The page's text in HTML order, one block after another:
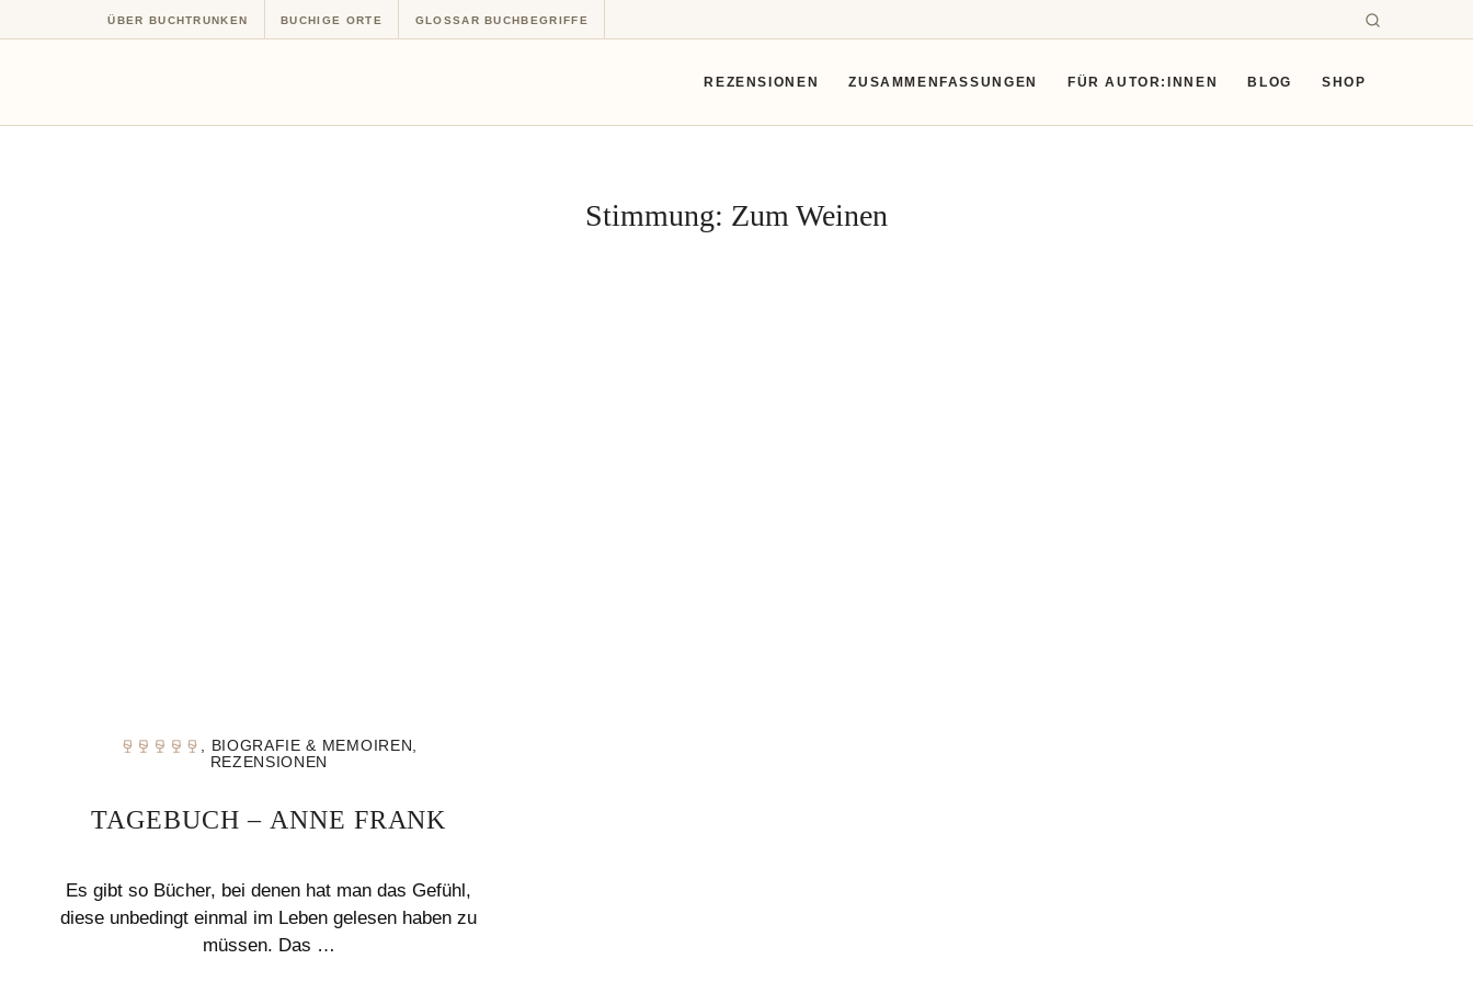
ÜBER BUCHTRUNKEN BUCHIGE ORTE GLOSSAR BUCHBEGRIFFE
REZENSIONEN ZUSAMMENFASSUNGEN FÜR AUTOR:INNEN BLOG SHOP
Stimmung: Zum Weinen
BIOGRAFIE & MEMOIREN
REZENSIONEN
TAGEBUCH – ANNE FRANK
Es gibt so Bücher, bei denen hat man das Gefühl,
diese unbedingt einmal im Leben gelesen haben zu
müssen. Das …